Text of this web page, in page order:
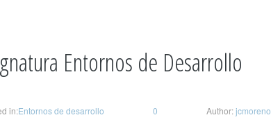
Entornos de Desarrollo
in:Entornos de desarrollo 0 Author:jcmoreno